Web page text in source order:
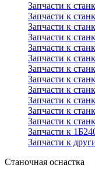
Запчасти к
Запчасти к
Запчасти к
Запчасти к
Запчасти к
Запчасти к
Запчасти к
Запчасти к
Запчасти к
Запчасти к
Запчасти к
Запчасти к
Запчасти к
Запчасти к
Станочная оснастка